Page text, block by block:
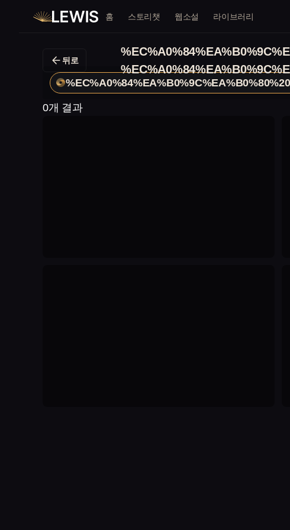
홈 스토리챗 웹소설 라이브러리
뒤로
0개 결과